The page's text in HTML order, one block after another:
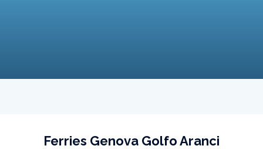
Ferries Genova Golfo Aranci